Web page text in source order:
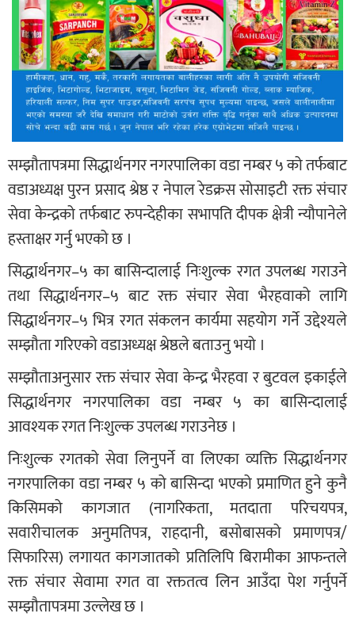
सम्झौतापत्रमा सिद्धार्थनगर नगरपालिका वडा नम्बर ५ को तर्फबाट
वडाअध्यक्ष पुरन प्रसाद श्रेष्ठ र नेपाल रेडक्रस सोसाइटी रक्त संचार
सेवा केन्द्रको तर्फबाट रुपन्देहीका सभापति दीपक क्षेत्री न्यौपानेले
हस्ताक्षर गर्नु भएको छ ।
सिद्धार्थनगर–५ का बासिन्दालाई निःशुल्क रगत उपलब्ध गराउने
तथा सिद्धार्थनगर–५ बाट रक्त संचार सेवा भैरहवाको लागि
सिद्धार्थनगर–५ भित्र रगत संकलन कार्यमा सहयोग गर्ने उद्देश्यले
सम्झौता गरिएको वडाअध्यक्ष श्रेष्ठले बताउनु भयो ।
सम्झौताअनुसार रक्त संचार सेवा केन्द्र भैरहवा र बुटवल इकाईले
सिद्धार्थनगर नगरपालिका वडा नम्बर ५ का बासिन्दालाई
आवश्यक रगत निःशुल्क उपलब्ध गराउनेछ ।
निःशुल्क रगतको सेवा लिनुपर्ने वा लिएका व्यक्ति सिद्धार्थनगर
नगरपालिका वडा नम्बर ५ को बासिन्दा भएको प्रमाणित हुने कुनै
किसिमको कागजात (नागरिकता, मतदाता परिचयपत्र,
सवारीचालक अनुमतिपत्र, राहदानी, बसोबासको प्रमाणपत्र/
सिफारिस) लगायत कागजातको प्रतिलिपि बिरामीका आफन्तले
रक्त संचार सेवामा रगत वा रक्ततत्व लिन आउँदा पेश गर्नुपर्ने
सम्झौतापत्रमा उल्लेख छ ।